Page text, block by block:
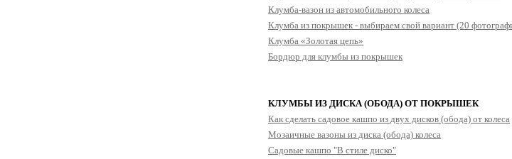
Клумба-вазон из автомобильного колеса
Клумба из покрышек - выбираем свой вариант (20
Клумба «Золотая цепь»
Бордюр для клумбы из покрышек
КЛУМБЫ ИЗ ДИСКА (ОБОДА) ОТ ПОКРЫШЕК
Как сделать садовое кашпо из двух дисков (обода) от колеса
Мозаичные вазоны из диска (обода) колеса
Садовые кашпо "В стиле диско"